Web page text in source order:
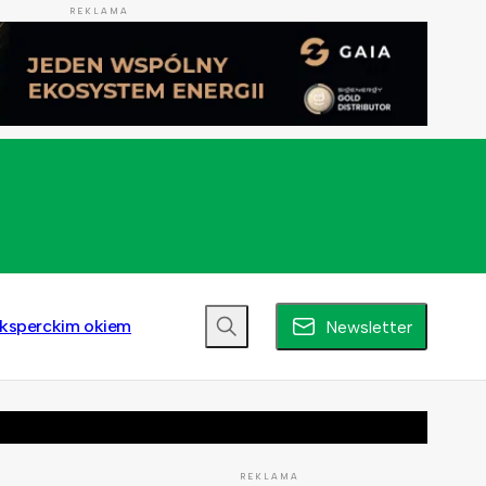
REKLAMA
okiem Newsletter
REKLAMA